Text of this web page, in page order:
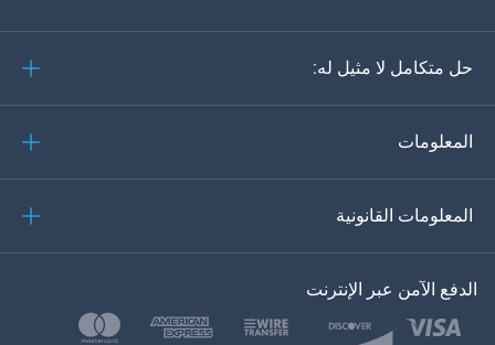
البرتغالية
한?의의
بولسكي
حل متكامل لا مثيل له:
المعلومات
المعلومات القانونية
الدفع الآمن عبر الإنترنت